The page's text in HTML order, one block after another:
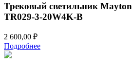
W
Трековый светильник
TR029-3-20W4K-B
2 600,00 ₽
Подробнее